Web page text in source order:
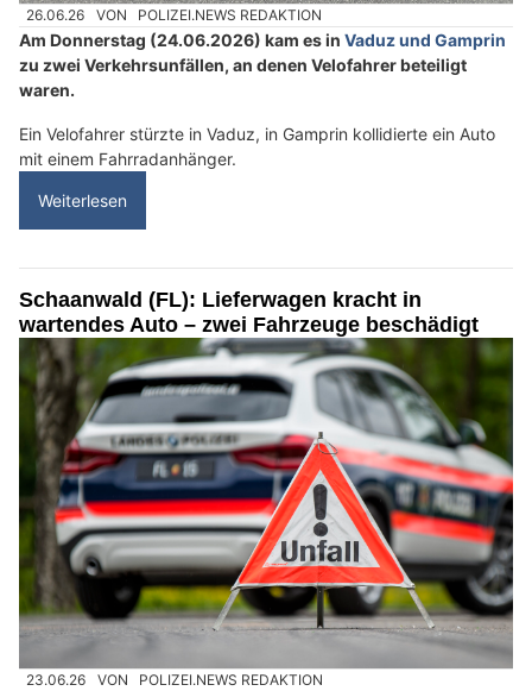
26.06.26 VON POLIZEI.NEWS REDAKTION
Am Donnerstag (24.06.2026) kam es in Vaduz und Gamprin
zu zwei Verkehrsunfällen, an denen Velofahrer beteiligt
waren.
Ein Velofahrer stürzte in Vaduz, in Gamprin kollidierte ein Auto
mit einem Fahrradanhänger.
Weiterlesen
Schaanwald (FL): Lieferwagen kracht in
wartendes Auto – zwei Fahrzeuge beschädigt
23.06.26 VON POLIZEI.NEWS REDAKTION